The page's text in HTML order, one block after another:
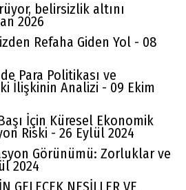
belirsizlik altını
2026
Refaha Giden Yol - 08
Para Politikası ve
İlişkinin Analizi - 09 Ekim
İçin Küresel Ekonomik
Riski - 26 Eylül 2024
Görünümü: Zorluklar ve
2024
GELECEK NESİLLER VE